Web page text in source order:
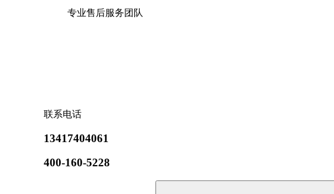
专业售后服务团队
联系电话
13417404061
400-160-5228